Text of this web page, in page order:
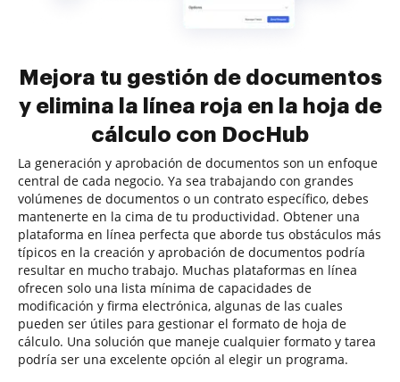
Mejora tu gestión de documentos
y elimina la línea roja en la hoja de
cálculo con DocHub
La generación y aprobación de documentos son un enfoque
central de cada negocio. Ya sea trabajando con grandes
volúmenes de documentos o un contrato específico, debes
mantenerte en la cima de tu productividad. Obtener una
plataforma en línea perfecta que aborde tus obstáculos más
típicos en la creación y aprobación de documentos podría
resultar en mucho trabajo. Muchas plataformas en línea
ofrecen solo una lista mínima de capacidades de
modificación y firma electrónica, algunas de las cuales
pueden ser útiles para gestionar el formato de hoja de
cálculo. Una solución que maneje cualquier formato y tarea
podría ser una excelente opción al elegir un programa.